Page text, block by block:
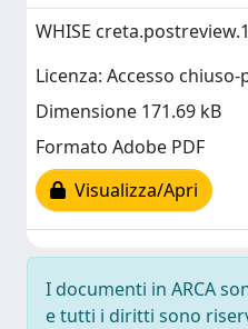
WHISE
Licenza: Accesso
Dimensione 171.69 kB
Formato Adobe PDF
Visualizza/Apri
I documenti in ARCA
e tutti i diritti sono